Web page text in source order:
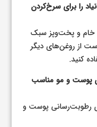
را برای سرخ‌کردن
خام و پخت‌وپز سبک
از روغن‌های دیگر
کنید.
پوست و مو مناسب
رطوبت‌رسانی پوست و